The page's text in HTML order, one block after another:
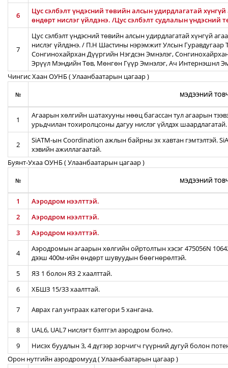
6
Цус сэлбэлт үндэсний төвийн алсын удирдлагатай
өндөрт нислэг үйлдэнэ. /Цус сэлбэлт судлалын
7
Цус сэлбэлт үндэсний төвийн алсын удирдлагатай хүнгүй
нислэг үйлдэнэ. / П.Н Шастины нэрэмжит Улсын Гуравдугаар
Сонгинохайрхан Дүүргийн Нэгдсэн Эмнэлэг,
Эрүүл Мэндийн Төв, Мөнгөн Гүүр Эмнэлэг, Ач Интернэшнл
Чингис Хаан ОУНБ ( Улаанбаатарын цагаар )
№ МЭДЭЭНИЙ
1
Агаарын хөлгийн шатахууны нөөц багассан тул агаарын
урьдчилан тохиролцсоны дагуу нислэг үйлдэх шаардлагатай.
2
SiATM-ын Coordination ажлын байрны эх хавтан гэмтэлтэй.
хэвийн ажиллагаатай.
Буянт-Ухаа ОУНБ ( Улаанбаатарын цагаар )
№ МЭДЭЭНИЙ
1
Аэродром нээлттэй.
2
Аэродром нээлттэй.
3
Аэродром нээлттэй.
4
Аэродромын агаарын хөлгийн ойртолтын хэсэг 475056N
дээш 400м-ийн өндөрт шувуудын бөөгнөрөлтэй.
5
ЯЗ 1 болон ЯЗ 2 хаалттай.
6
ХБШЗ 15/33 хаалттай.
7 Аврах гал унтраах категори 5 хангана.
8
UAL6, UAL7 нислэгт бэлтгэл аэродром болно.
9
Нисэх буудлын 3, 4 дүгээр зорчигч гүүрний дугуй болон
Орон нутгийн аэродромууд ( Улаанбаатарын цагаар )